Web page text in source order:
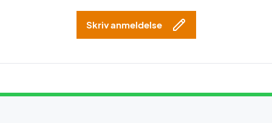
Skriv anmeldelse